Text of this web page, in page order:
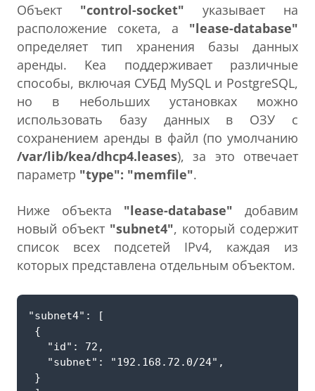
Объект "control-socket" указывает на
расположение сокета, а "lease-database"
определяет тип хранения базы данных
аренды. Kea поддерживает различные
способы, включая СУБД MySQL и PostgreSQL,
но в небольших установках можно
использовать базу данных в ОЗУ с
сохранением аренды в файл (по умолчанию
/var/lib/kea/dhcp4.leases), за это отвечает
параметр "type": "memfile".
Ниже объекта "lease-database" добавим
новый объект "subnet4", который содержит
список всех подсетей IPv4, каждая из
которых представлена отдельным объектом.